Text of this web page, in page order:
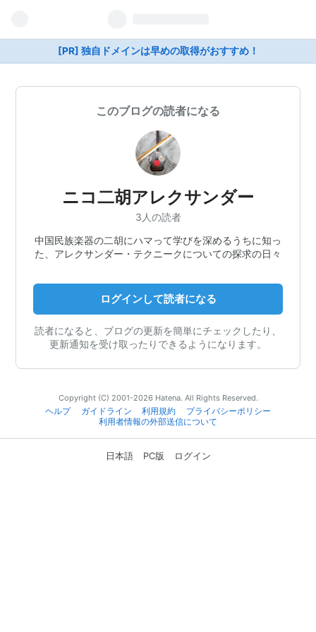
[PR] 独自ドメインは早めの取得がおすすめ！
このブログの読者になる
ニコ二胡アレクサンダー
3人の読者
中国民族楽器の二胡にハマって学びを深めるうちに知っ
た、アレクサンダー・テクニークについての探求の日々
ログインして読者になる
読者になると、ブログの更新を簡単にチェックしたり、
更新通知を受け取ったりできるようになります。
Copyright (C) 2001-2026 Hatena. All Rights Reserved.
ヘルプ
ガイドライン 利用規約
プライバシーポリシー
利用者情報の外部送信について
日本語 PC版 ログイン